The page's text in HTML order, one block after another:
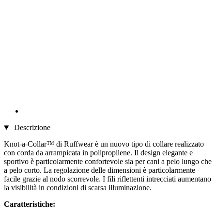
Descrizione
Knot-a-Collar™ di Ruffwear è un nuovo tipo di collare realizzato
con corda da arrampicata in polipropilene. Il design elegante e
sportivo è particolarmente confortevole sia per cani a pelo lungo che
a pelo corto. La regolazione delle dimensioni è particolarmente
facile grazie al nodo scorrevole. I fili riflettenti intrecciati aumentano
la visibilità in condizioni di scarsa illuminazione.
Caratteristiche: